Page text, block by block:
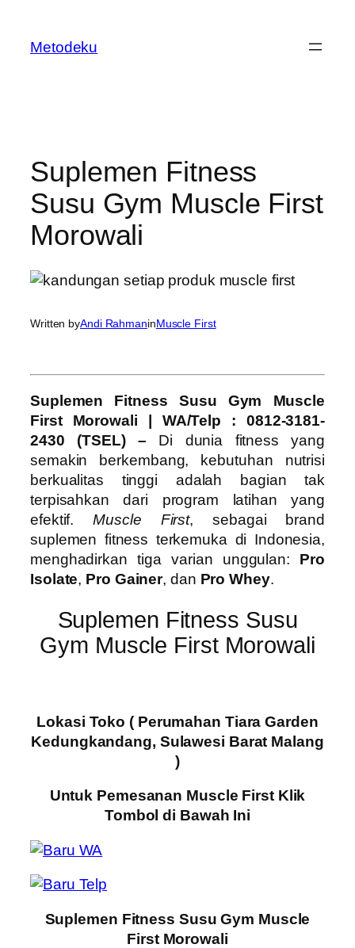
content
Metodeku
Suplemen Fitness
Susu Gym Muscle First
Morowali
Written byAndi RahmaninMuscle First
Suplemen Fitness Susu Gym Muscle
First Morowali
| WA/Telp : 0812-3181-
2430 (TSEL) – Di dunia fitness yang
semakin berkembang, kebutuhan nutrisi
berkualitas tinggi adalah bagian tak
terpisahkan dari program latihan yang
efektif.Muscle First, sebagai brand
suplemen fitness terkemuka di Indonesia,
menghadirkan tiga varian unggulan: Pro
Isolate, Pro Gainer, dan Pro Whey.
Suplemen Fitness Susu
Gym Muscle First Morowali
Lokasi Toko ( Perumahan Tiara Garden
Kedungkandang, Sulawesi Barat Malang
)
Untuk Pemesanan Muscle First Klik
Tombol di Bawah Ini
Suplemen Fitness Susu Gym Muscle
First Morowali